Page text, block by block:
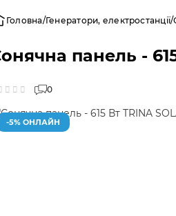
Головна Генератори, електростанції
панель -
0
-5% ОНЛАЙН